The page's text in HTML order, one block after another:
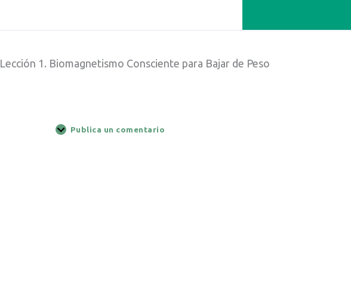
Lección 1. Biomagnetismo Consciente para Bajar de Peso
Publica un comentario